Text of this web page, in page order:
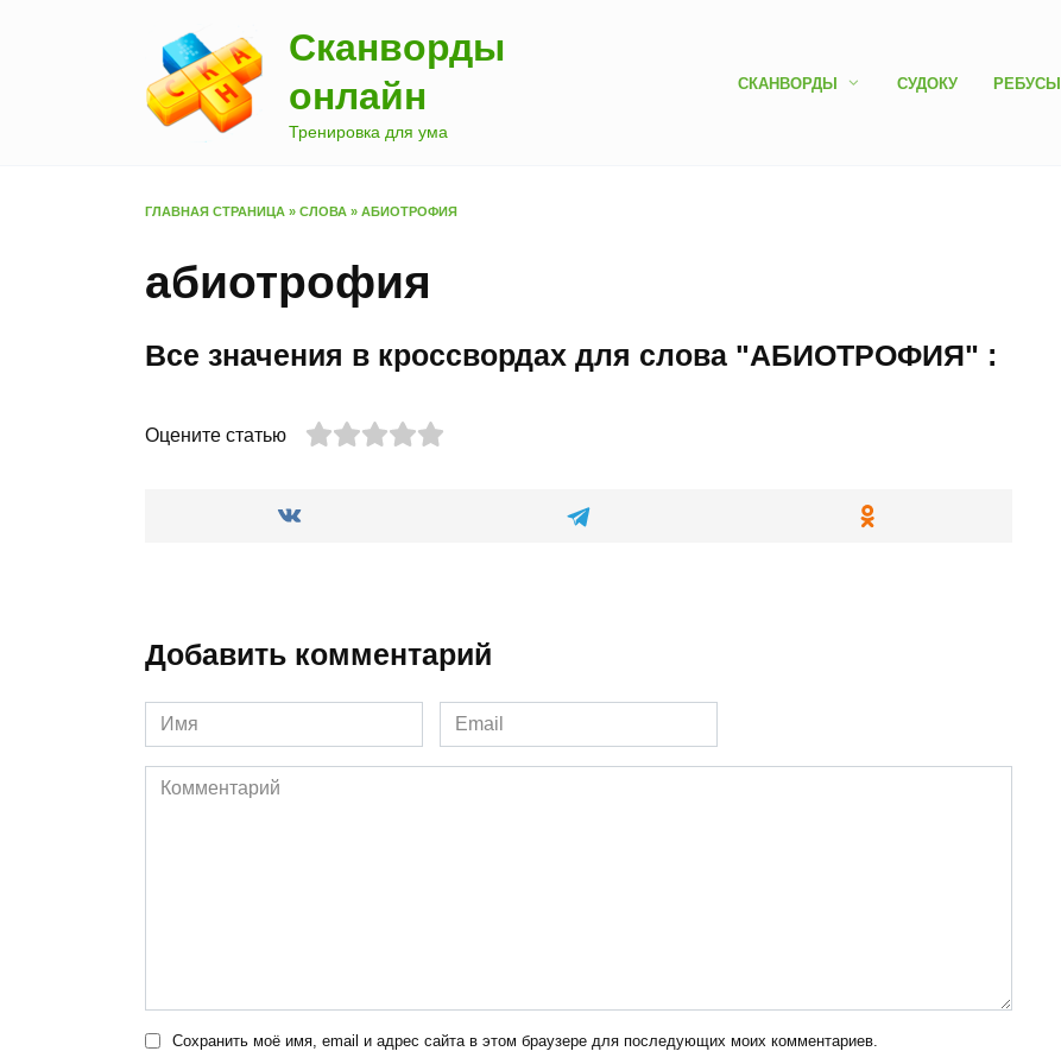
Сканворды
онлайн
Тренировка для ума
СКАНВОРДЫ СУДОКУ РЕБУСЫ
ГЛАВНАЯ СТРАНИЦА » СЛОВА » АБИОТРОФИЯ
абиотрофия
Все значения в кроссвордах для слова "АБИОТРОФИЯ" :
Оцените статью
Добавить комментарий
Имя
*
Email
*
Комментарий
Сохранить моё имя, email и адрес сайта в этом браузере для последующих моих комментариев.